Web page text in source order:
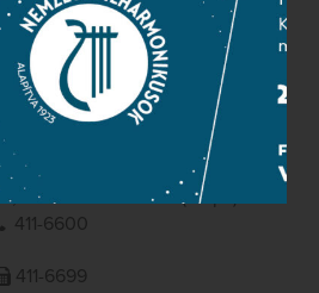
Komor Marcell u. 1. (Müpa)
411-6600
411-6699